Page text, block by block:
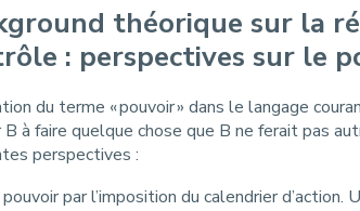
théorique sur la
: perspectives sur le
du terme « pouvoir » dans le langage
B à faire quelque chose que B ne ferait pas
perspectives :
par l’imposition du calendrier